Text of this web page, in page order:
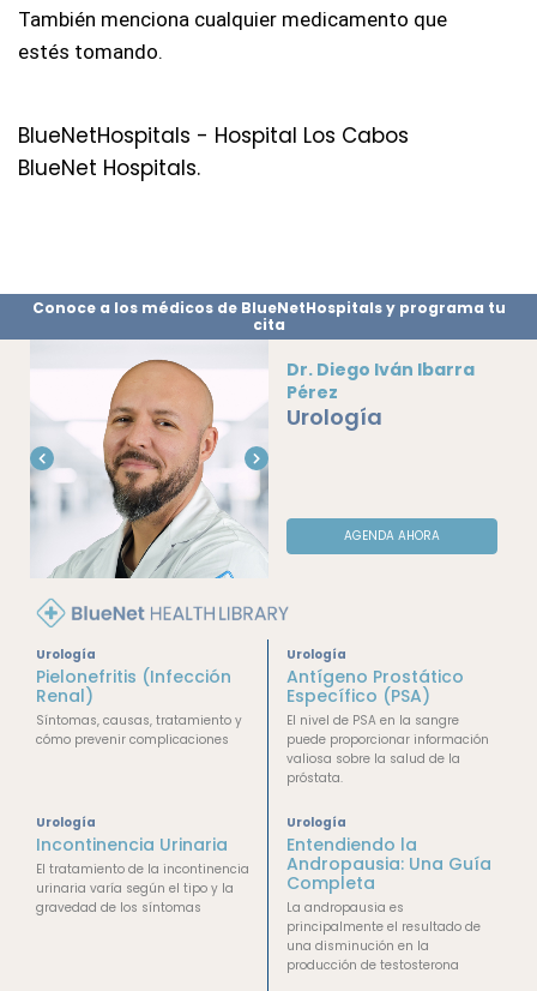
También menciona cualquier medicamento que
estés tomando.
BlueNetHospitals - Hospital Los Cabos
BlueNet Hospitals.
Conoce a los médicos de BlueNetHospitals y programa tu
cita
Dr. Diego Iván Ibarra
Pérez
Urología
AGENDA AHORA
Urología
Pielonefritis (Infección
Renal)
Síntomas, causas, tratamiento y
cómo prevenir complicaciones
Urología
Antígeno Prostático
Específico (PSA)
El nivel de PSA en la sangre
puede proporcionar información
valiosa sobre la salud de la
próstata.
Urología
Incontinencia Urinaria
El tratamiento de la incontinencia
urinaria varía según el tipo y la
gravedad de los síntomas
Urología
Entendiendo la
Andropausia: Una Guía
Completa
La andropausia es
principalmente el resultado de
una disminución en la
producción de testosterona